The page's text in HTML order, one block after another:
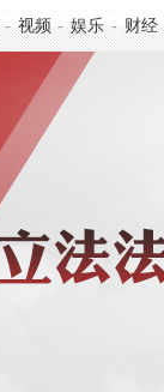
- 视频 - 娱乐 - 财经